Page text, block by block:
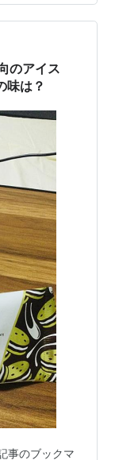
のアイス
味は？
事のブックマ